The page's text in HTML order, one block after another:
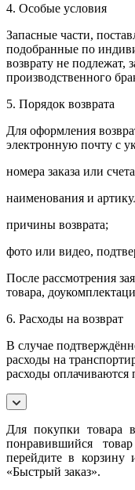
4. Особые условия
Запасные части,
подобранные по
возврату не подлежат,
производственного
5. Порядок возврата
Для оформления
электронную почту с
номера заказа или
наименования и
причины возврата;
фото или видео,
После рассмотрения
товара,
6. Расходы на возврат
В случае
расходы на
расходы оплачиваются
Для покупки товара
понравившийся
перейдите в
«Быстрый заказ».